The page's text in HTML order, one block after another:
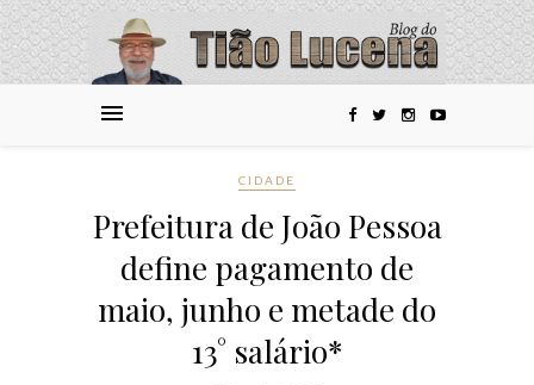
CIDADE
Prefeitura de João Pessoa
define pagamento de
maio, junho e metade do
13° salário*